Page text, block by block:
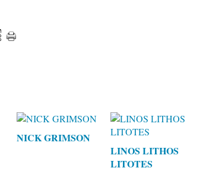
NICK GRIMSON
LINOS LITHOS
LITOTES